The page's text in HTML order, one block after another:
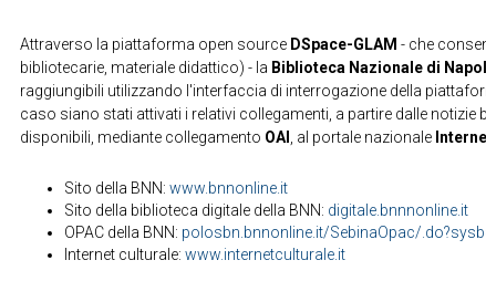
Attraverso la piattaforma open source DSpace-GLAM - che
bibliotecarie, materiale didattico) - la Biblioteca Nazionale di
raggiungibili utilizzando l'interfaccia di interrogazione della
caso siano stati attivati i relativi collegamenti, a partire dalle
disponibili, mediante collegamento OAI , al portale nazionale
Sito della BNN: www.bnnonline.it
Sito della biblioteca digitale della BNN: digitale.bnnnonline.it
OPAC della BNN: polosbn.bnnonline.it/SebinaOpac/
Internet culturale: www.internetculturale.it